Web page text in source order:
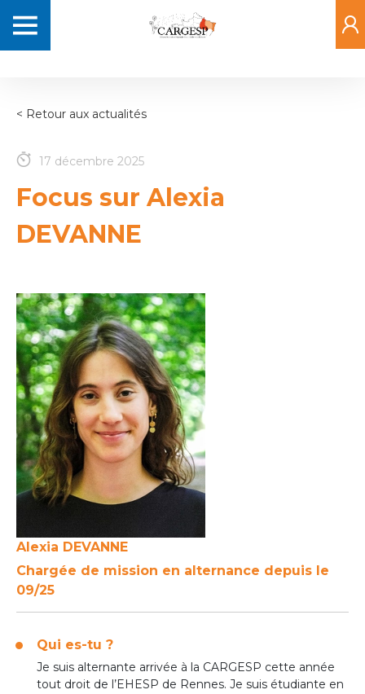
auNavigation
principale
< Retour aux actualités
17 décembre 2025
Focus sur Alexia
DEVANNE
Alexia DEVANNE
Chargée de mission en alternance depuis le
09/25
Qui es-tu ?
Je suis alternante arrivée à la CARGESP cette année
tout droit de l’EHESP de Rennes. Je suis étudiante en